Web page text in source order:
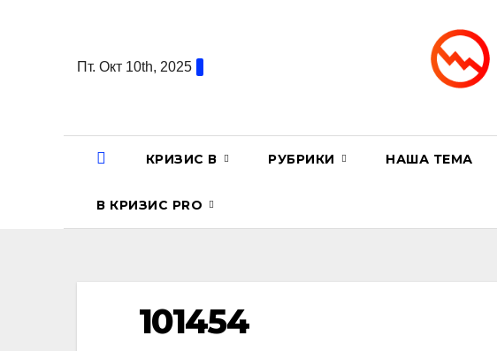
содержаниюПт. Окт 10th, 2025
КРИЗИС В РУБРИКИ НАША ТЕМА
В КРИЗИС PRO
101454